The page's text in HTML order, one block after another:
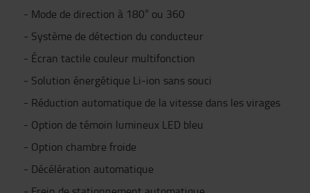
- Mode de direction à 180° ou 360
- Système de détection du conducteur
- Écran tactile couleur multifonction
- Solution énergétique Li-ion sans souci
- Réduction automatique de la vitesse dans les virages
- Option de témoin lumineux LED bleu
- Option chambre froide
- Décélération automatique